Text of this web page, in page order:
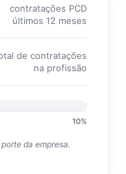
contratações PCD
últimos 12 meses
de contratações
na profissão
10%
da empresa.